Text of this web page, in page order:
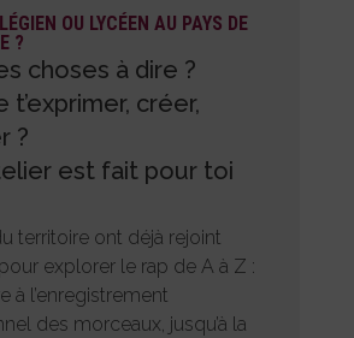
OU LYCÉEN AU PAYS DE
?
choses à dire ?
t’exprimer, créer,
?
est fait pour toi
territoire ont déjà rejoint
pour explorer le rap de A à Z :
à l’enregistrement
des morceaux, jusqu’à la